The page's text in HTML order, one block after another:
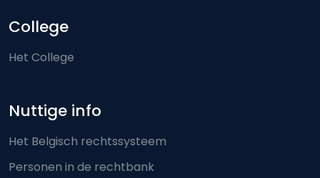
College
Het College
Nuttige info
Het Belgisch rechtssysteem
Personen in de rechtbank